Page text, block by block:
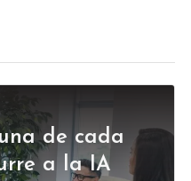
de cada
a la IA